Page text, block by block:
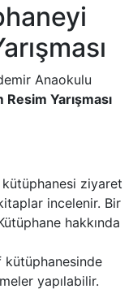
Anaokulu
Yarışması
ziyaret
incelenir. Bir
hakkında
kütüphanesinde
yapılabilir.